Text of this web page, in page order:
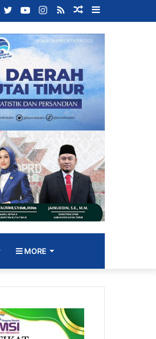
Random
Article
RSS
Instagram
YouTube
Twitter
Facebook
MORE